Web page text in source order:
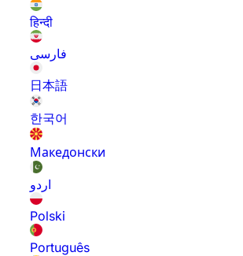
हिन्दी
فارسی
日本語
한국어
Македонски
اردو
Polski
Português